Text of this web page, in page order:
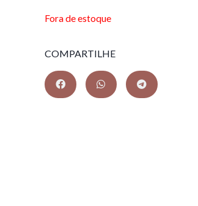
Fora de estoque
COMPARTILHE